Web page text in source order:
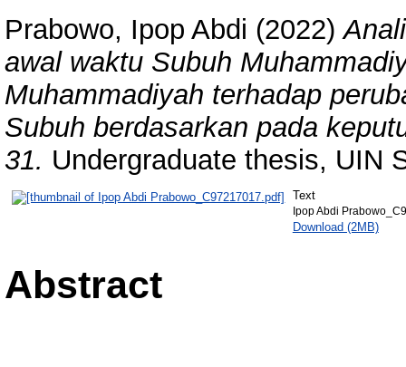
Prabowo, Ipop Abdi (2022)
awal waktu Subuh
Muhammadiyah terhadap
Subuh berdasarkan pada
31. Undergraduate thesis, UIN
Text
Ipop Abdi
Download (2MB)
Abstract